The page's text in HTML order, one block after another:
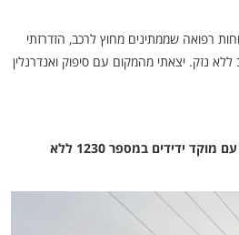
רפואה שממתינים מחוץ לרכב, הזדרזתי
נזק. יצאתי מהמקום עם סיפוק ואנדרנלין
בידידים שבים וקוראים להורים לשמור עליהם את מפתח הרכב • במקרה נעילה יש ליצור קשר מיידי עם מוקד ידידים במספר 1230 ללא